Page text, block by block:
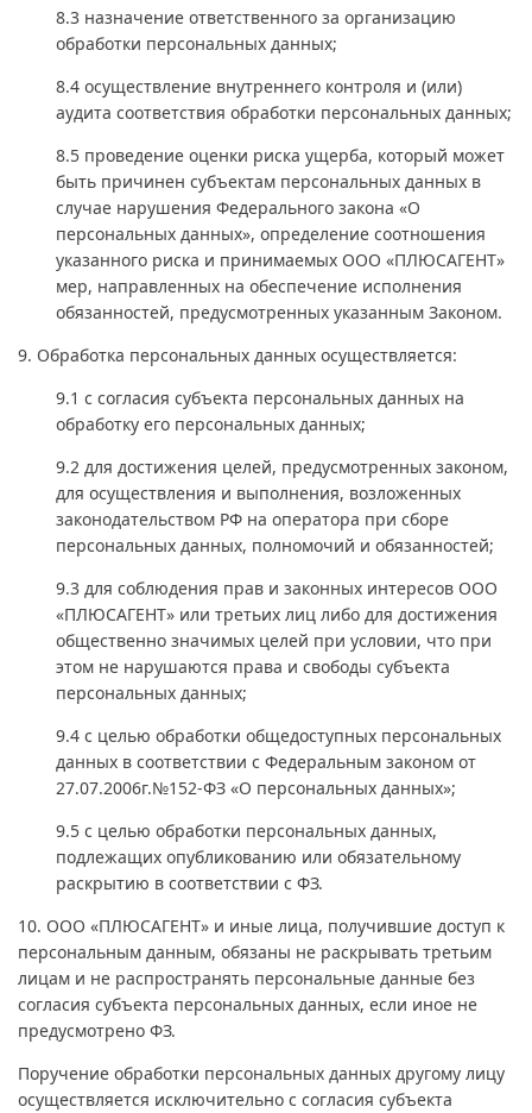
8.3 назначение ответственного за организацию
обработки персональных данных;
8.4 осуществление внутреннего контроля и (или)
аудита соответствия обработки персональных данных;
8.5 проведение оценки риска ущерба, который может
быть причинен субъектам персональных данных в
случае нарушения Федерального закона «О
персональных данных», определение соотношения
указанного риска и принимаемых ООО «ПЛЮСАГЕНТ»
мер, направленных на обеспечение исполнения
обязанностей, предусмотренных указанным Законом.
9. Обработка персональных данных осуществляется:
9.1 с согласия субъекта персональных данных на
обработку его персональных данных;
9.2 для достижения целей, предусмотренных законом,
для осуществления и выполнения, возложенных
законодательством РФ на оператора при сборе
персональных данных, полномочий и обязанностей;
9.3 для соблюдения прав и законных интересов ООО
«ПЛЮСАГЕНТ» или третьих лиц либо для достижения
общественно значимых целей при условии, что при
этом не нарушаются права и свободы субъекта
персональных данных;
9.4 с целью обработки общедоступных персональных
данных в соответствии с Федеральным законом от
27.07.2006г.№152-ФЗ «О персональных данных»;
9.5 с целью обработки персональных данных,
подлежащих опубликованию или обязательному
раскрытию в соответствии с ФЗ.
10. ООО «ПЛЮСАГЕНТ» и иные лица, получившие доступ к
персональным данным, обязаны не раскрывать третьим
лицам и не распространять персональные данные без
согласия субъекта персональных данных, если иное не
предусмотрено ФЗ.
Поручение обработки персональных данных другому лицу
осуществляется исключительно с согласия субъекта